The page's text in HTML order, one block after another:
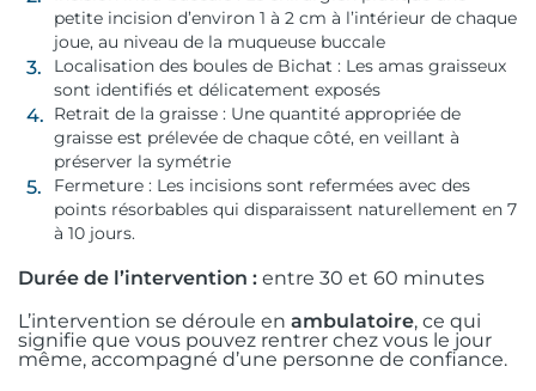
petite incision d’environ 1 à 2 cm à l’intérieur de chaque
joue, au niveau de la muqueuse buccale
Localisation des boules de Bichat : Les amas graisseux
sont identifiés et délicatement exposés
Retrait de la graisse : Une quantité appropriée de
graisse est prélevée de chaque côté, en veillant à
préserver la symétrie
Fermeture : Les incisions sont refermées avec des
points résorbables qui disparaissent naturellement en 7
à 10 jours.
Durée de l’intervention : entre 30 et 60 minutes
L’intervention se déroule en ambulatoire, ce qui
signifie que vous pouvez rentrer chez vous le jour
même, accompagné d’une personne de confiance.